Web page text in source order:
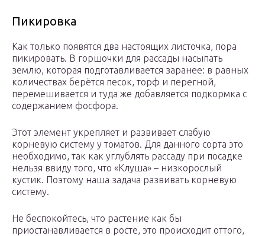
Пикировка
Как только появятся два настоящих листочка, пора
пикировать. В горшочки для рассады насыпать
землю, которая подготавливается заранее: в равных
количествах берётся песок, торф и перегной,
перемешивается и туда же добавляется подкормка с
содержанием фосфора.
Этот элемент укрепляет и развивает слабую
корневую систему у томатов. Для данного сорта это
необходимо, так как углублять рассаду при посадке
нельзя ввиду того, что «Клуша» – низкорослый
кустик. Поэтому наша задача развивать корневую
систему.
Не беспокойтесь, что растение как бы
приостанавливается в росте, это происходит оттого,